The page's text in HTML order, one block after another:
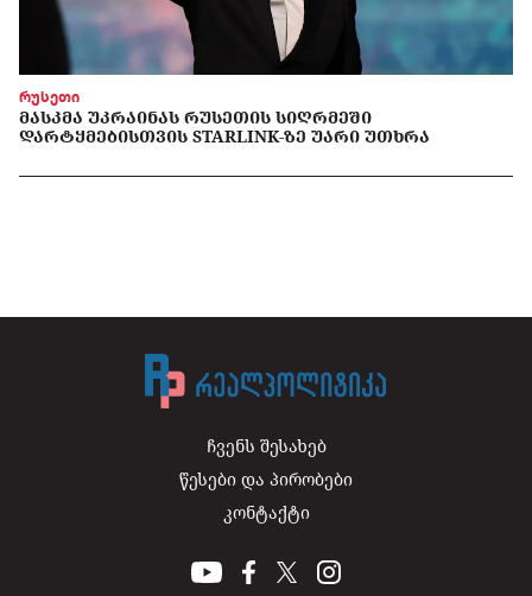
რუსეთი
ᲛᲐᲡᲙᲛᲐ ᲣᲙᲠᲐᲘᲜᲐᲡ ᲠᲣᲡᲔᲗᲘᲡ ᲡᲘᲦᲠᲛᲔᲨᲘ
ᲓᲐᲠᲢᲧᲛᲔᲑᲘᲡᲗᲕᲘᲡ STARLINK-ᲖᲔ ᲣᲐᲠᲘ ᲣᲗᲮᲠᲐ
ჩვენს შესახებ
წესები და პირობები
კონტაქტი